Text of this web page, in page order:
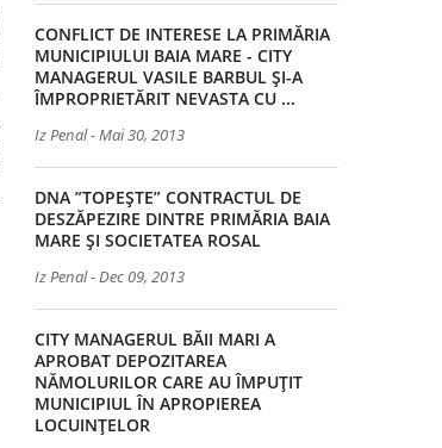
CONFLICT DE INTERESE LA PRIMĂRIA
MUNICIPIULUI BAIA MARE - CITY
MANAGERUL VASILE BARBUL ȘI-A
ÎMPROPRIETĂRIT NEVASTA CU ...
Iz Penal-Mai 30, 2013
DNA ”TOPEȘTE” CONTRACTUL DE
DESZĂPEZIRE DINTRE PRIMĂRIA BAIA
MARE ȘI SOCIETATEA ROSAL
Iz Penal-Dec 09, 2013
CITY MANAGERUL BĂII MARI A
APROBAT DEPOZITAREA
NĂMOLURILOR CARE AU ÎMPUȚIT
MUNICIPIUL ÎN APROPIEREA
LOCUINȚELOR